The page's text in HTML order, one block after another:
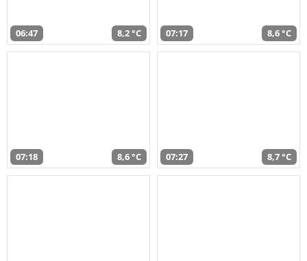
06:47 8,2 °C 07:17 8,6 °C
07:18 8,6 °C 07:27 8,7 °C